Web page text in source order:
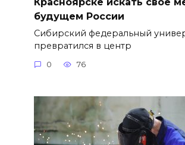
будущем России
Сибирский федеральный
превратился в центр
0 76